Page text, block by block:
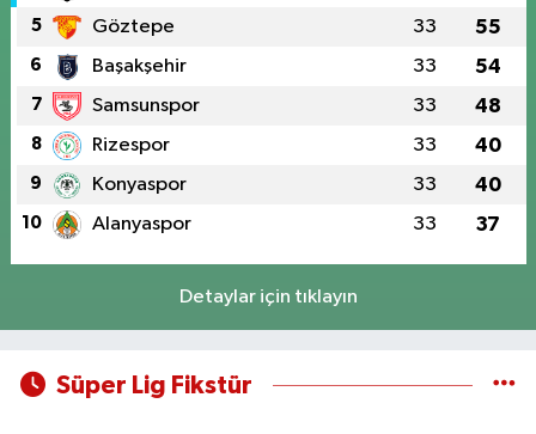
5 Göztepe 33 55
6 Başakşehir 33 54
7 Samsunspor 33 48
8 Rizespor 33 40
9 Konyaspor 33 40
10 Alanyaspor 33 37
Detaylar için tıklayın
Süper Lig Fikstür